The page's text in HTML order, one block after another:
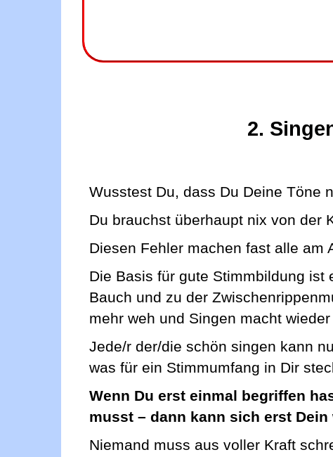
2.
Wusstest Du, dass Du Deine Töne
Du brauchst überhaupt nix von der
Diesen Fehler machen fast alle am
Die Basis für gute Stimmbildung ist
Bauch und zu der
mehr weh und Singen macht
Jede/r der/die schön singen kann
was für ein Stimmumfang in Dir
Wenn Du erst einmal begriffen
musst – dann kann sich erst
Niemand muss aus voller Kraft